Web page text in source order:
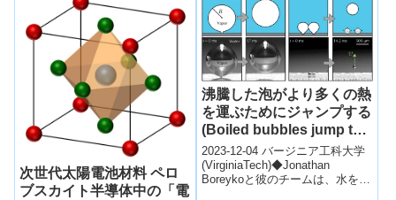
ロニクスデバイス設計の新たな
指針を見いだしました。
次世代太陽電池材料 ペロ
ブスカイト半導体中の「電
沸騰した泡がより多くの熱
を運ぶためにジャンプする
(Boiled bubbles jump to
carry more heat)
2023-12-04 バージニア工科大学
(VirginiaTech)◆Jonathan
Boreykoと彼のチームは、水を用